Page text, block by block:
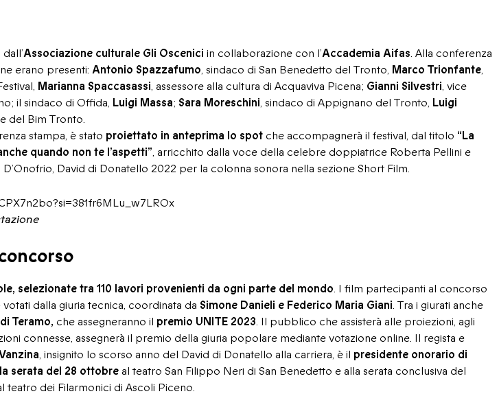
Associazione culturale Gli Oscenici in collaborazione con l’Accademia Aifas. Alla conferenza
erano presenti: Antonio Spazzafumo, sindaco di San Benedetto del Tronto, Marco Trionfante,
Marianna Spaccasassi, assessore alla cultura di Acquaviva Picena; Gianni Silvestri, vice
il sindaco di Offida, Luigi Massa; Sara Moreschini, sindaco di Appignano del Tronto, Luigi
del Bim Tronto.
stampa, è stato proiettato in anteprima lo spotche accompagnerà il festival, dal titolo “La
quando non te l’aspetti”, arricchito dalla voce della celebre doppiatrice Roberta Pellini e
David di Donatello 2022 per la colonna sonora nella sezione Short Film.
selezionate tra 110 lavori provenienti da ogni parte del mondo. I film partecipanti al concorso
dalla giuria tecnica, coordinata da Simone Danieli e Federico Maria Giani. Tra i giurati anche
Teramo, che assegneranno il premio UNITE 2023. Il pubblico che assisterà alle proiezioni, agli
connesse, assegnerà il premio della giuria popolare mediante votazione online. Il regista e
, insignito lo scorso anno del David di Donatello alla carriera, è il presidente onorario di
serata del 28 ottobreal teatro San Filippo Neri di San Benedetto e alla serata conclusiva del
teatro dei Filarmonici di Ascoli Piceno.